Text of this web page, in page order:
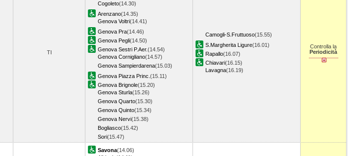
TI
Cogoleto(14.30)
Arenzano(14.35)
Genova Voltri(14.41)
Genova Pra(14.46)
Genova Pegli(14.50)
Genova Sestri P.Aer.(14.54)
Genova Cornigliano(14.57)
Genova Sampierdarena(15.03)
Genova Piazza Princ. (15.11)
Genova Brignole(15.20)
Genova Sturla(15.26)
Genova Quarto(15.30)
Genova Quinto(15.34)
Genova Nervi(15.38)
Bogliasco(15.42)
Sori(15.47)
Camogli-S.Fruttuoso(15.55)
S.Margherita Ligure(16.01)
Rapallo(16.07)
Chiavari(16.15)
Lavagna(16.19)
Controlla la
Periodicità
Savona(14.06)